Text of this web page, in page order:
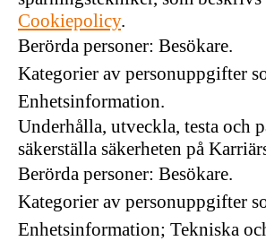
Cookiepolicy.
Berörda personer: Besökare.
Kategorier av personuppgifter
Enhetsinformation.
Underhålla, utveckla, testa och
säkerställa säkerheten på
Berörda personer: Besökare.
Kategorier av personuppgifter
Enhetsinformation; Tekniska